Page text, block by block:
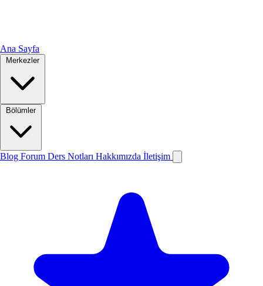
Ana Sayfa
Merkezler
Bölümler
Blog Forum Ders Notları Hakkımızda İletişim